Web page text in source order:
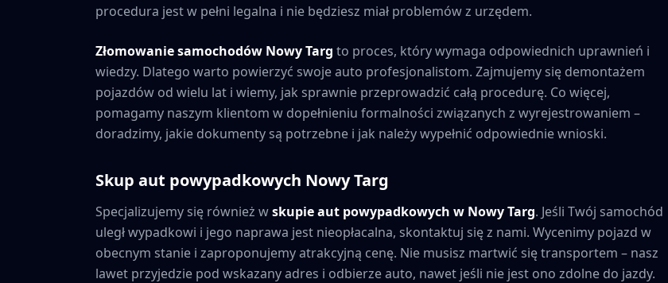
procedura jest w pełni legalna i nie będziesz miał problemów z urzędem.
Złomowanie samochodów Nowy Targ to proces, który wymaga odpowiednich uprawnień i
wiedzy. Dlatego warto powierzyć swoje auto profesjonalistom. Zajmujemy się demontażem
pojazdów od wielu lat i wiemy, jak sprawnie przeprowadzić całą procedurę. Co więcej,
pomagamy naszym klientom w dopełnieniu formalności związanych z wyrejestrowaniem –
doradzimy, jakie dokumenty są potrzebne i jak należy wypełnić odpowiednie wnioski.
Skup aut powypadkowych Nowy Targ
Specjalizujemy się również wskupie aut powypadkowych w Nowy Targ. Jeśli Twój samochód
uległ wypadkowi i jego naprawa jest nieopłacalna, skontaktuj się z nami. Wycenimy pojazd w
obecnym stanie i zaproponujemy atrakcyjną cenę. Nie musisz martwić się transportem – nasz
lawet przyjedzie pod wskazany adres i odbierze auto, nawet jeśli nie jest ono zdolne do jazdy.